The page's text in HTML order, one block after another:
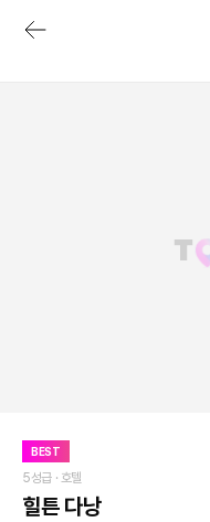
BEST
5성급 · 호텔
힐튼 다낭